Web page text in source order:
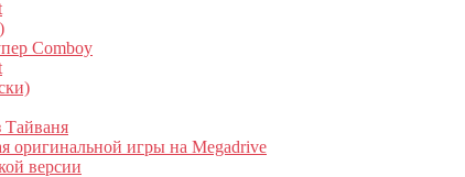
Comboy
Тайваня
оригинальной игры на Megadrive
версии